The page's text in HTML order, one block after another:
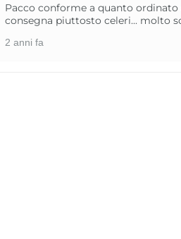
Pacco conforme a quanto
consegna piuttosto celeri... molto
2 anni fa